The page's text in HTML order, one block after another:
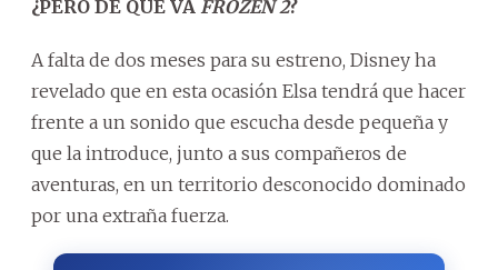
¿PERO DE QUÉ VA FROZEN 2?
A falta de dos meses para su estreno, Disney ha
revelado que en esta ocasión Elsa tendrá que hacer
frente a un sonido que escucha desde pequeña y
que la introduce, junto a sus compañeros de
aventuras, en un territorio desconocido dominado
por una extraña fuerza.